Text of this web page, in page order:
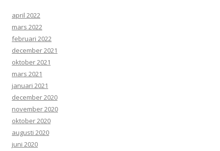
april 2022
mars 2022
februari 2022
december 2021
oktober 2021
mars 2021
januari 2021
december 2020
november 2020
oktober 2020
augusti 2020
juni 2020